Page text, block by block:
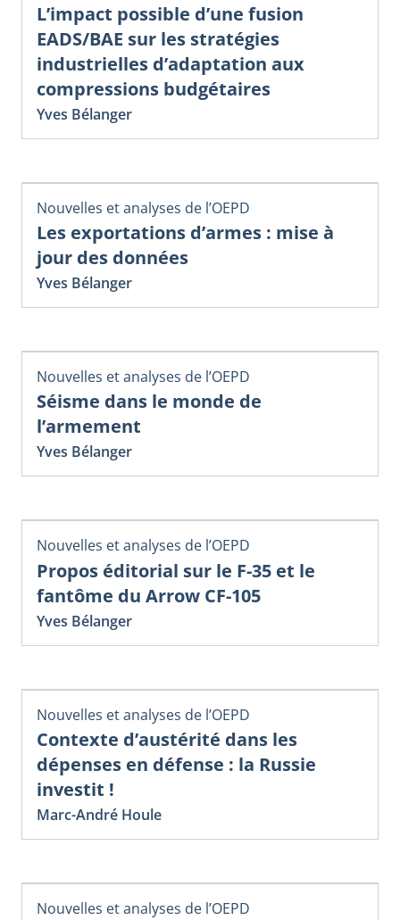
L’impact possible d’une fusion
EADS/BAE sur les stratégies
industrielles d’adaptation aux
compressions budgétaires
Yves Bélanger
Nouvelles et analyses de l’OEPD
Les exportations d’armes : mise à
jour des données
Yves Bélanger
Nouvelles et analyses de l’OEPD
Séisme dans le monde de
l’armement
Yves Bélanger
Nouvelles et analyses de l’OEPD
Propos éditorial sur le F-35 et le
fantôme du Arrow CF-105
Yves Bélanger
Nouvelles et analyses de l’OEPD
Contexte d’austérité dans les
dépenses en défense : la Russie
investit !
Marc-André Houle
Nouvelles et analyses de l’OEPD